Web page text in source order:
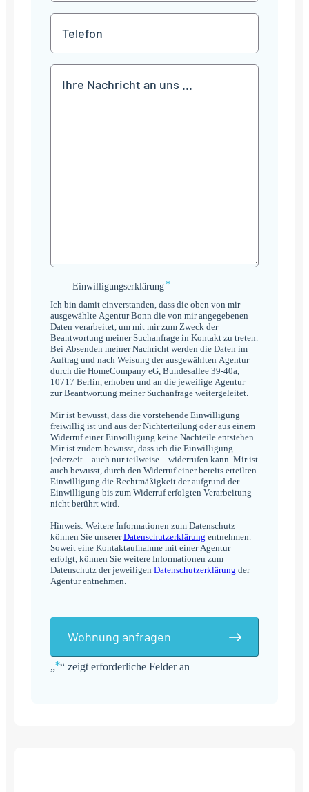
„*“ zeigt erforderliche Felder an
*
Einwilligungserklärung
Einwilligungserklärung*
Ich bin damit einverstanden, dass die oben von mir
ausgewählte Agentur Bonn die von mir angegebenen
Daten verarbeitet, um mit mir zum Zweck der
Beantwortung meiner Suchanfrage in Kontakt zu treten.
Bei Absenden meiner Nachricht werden die Daten im
Auftrag und nach Weisung der ausgewählten Agentur
durch die HomeCompany eG, Bundesallee 39-40a,
10717 Berlin, erhoben und an die jeweilige Agentur
zur Beantwortung meiner Suchanfrage weitergeleitet.
Mir ist bewusst, dass die vorstehende Einwilligung
freiwillig ist und aus der Nichterteilung oder aus einem
Widerruf einer Einwilligung keine Nachteile entstehen.
Mir ist zudem bewusst, dass ich die Einwilligung
jederzeit – auch nur teilweise – widerrufen kann. Mir ist
auch bewusst, durch den Widerruf einer bereits erteilten
Einwilligung die Rechtmäßigkeit der aufgrund der
Einwilligung bis zum Widerruf erfolgten Verarbeitung
nicht berührt wird.
Hinweis: Weitere Informationen zum Datenschutz
können Sie unsererDatenschutzerklärung entnehmen.
Soweit eine Kontaktaufnahme mit einer Agentur
erfolgt, können Sie weitere Informationen zum
Datenschutz der jeweiligen Datenschutzerklärung der
Agentur entnehmen.
Wohnung anfragen